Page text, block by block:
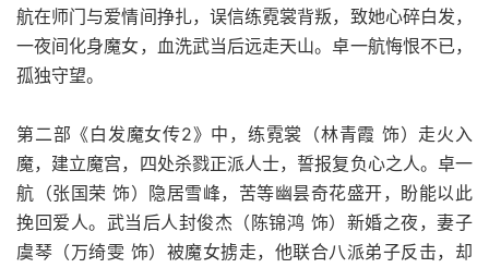
航在师门与爱情间挣扎，误信练霓裳背叛，致她心碎白发，
一夜间化身魔女，血洗武当后远走天山。卓一航悔恨不已，
孤独守望。
第二部《白发魔女传2》中，练霓裳（林青霞 饰）走火入
魔，建立魔宫，四处杀戮正派人士，誓报复负心之人。卓一
航（张国荣 饰）隐居雪峰，苦等幽昙奇花盛开，盼能以此
挽回爱人。武当后人封俊杰（陈锦鸿 饰）新婚之夜，妻子
虞琴（万绮雯 饰）被魔女掳走，他联合八派弟子反击，却